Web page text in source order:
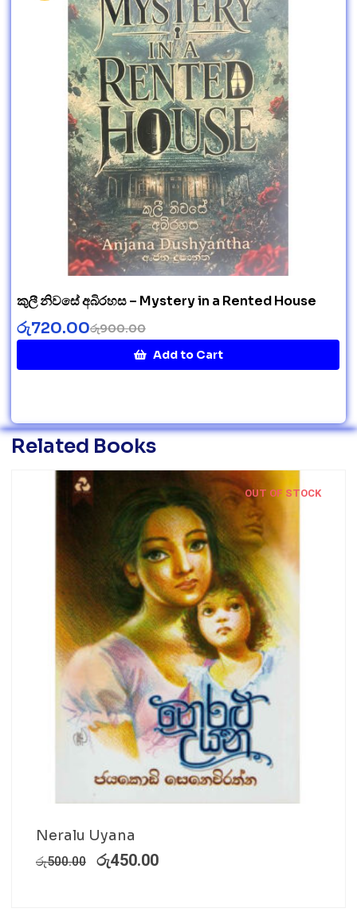
කුලී නිවසේ අබිරහස – Mystery in a Rented House
රු900.00
රු720.00
Add to Cart
Related Books
OUT OF STOCK
Neralu Uyana
රු500.00 රු450.00